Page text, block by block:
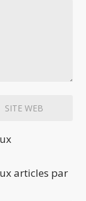
articles par